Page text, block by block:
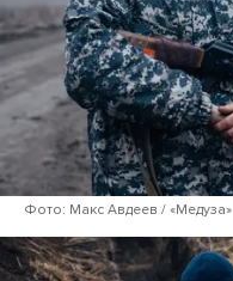
Фото: Макс Авдеев / «Медуза»